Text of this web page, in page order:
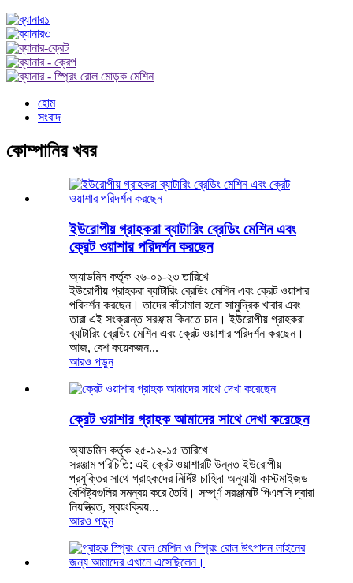
হোম
সংবাদ
কোম্পানির খবর
ইউরোপীয় গ্রাহকরা ব্যাটারিং ব্রেডিং মেশিন এবং
ক্রেট ওয়াশার পরিদর্শন করছেন
অ্যাডমিন কর্তৃক ২৬-০১-২৩ তারিখে
ইউরোপীয় গ্রাহকরা ব্যাটারিং ব্রেডিং মেশিন এবং ক্রেট ওয়াশার
পরিদর্শন করছেন। তাদের কাঁচামাল হলো সামুদ্রিক খাবার এবং
তারা এই সংক্রান্ত সরঞ্জাম কিনতে চান। ইউরোপীয় গ্রাহকরা
ব্যাটারিং ব্রেডিং মেশিন এবং ক্রেট ওয়াশার পরিদর্শন করছেন।
আজ, বেশ কয়েকজন...
আরও পড়ুন
ক্রেট ওয়াশার গ্রাহক আমাদের সাথে দেখা করেছেন
অ্যাডমিন কর্তৃক ২৫-১২-১৫ তারিখে
সরঞ্জাম পরিচিতি: এই ক্রেট ওয়াশারটি উন্নত ইউরোপীয়
প্রযুক্তির সাথে গ্রাহকদের নির্দিষ্ট চাহিদা অনুযায়ী কাস্টমাইজড
বৈশিষ্ট্যগুলির সমন্বয় করে তৈরি। সম্পূর্ণ সরঞ্জামটি পিএলসি দ্বারা
নিয়ন্ত্রিত, স্বয়ংক্রিয়...
আরও পড়ুন